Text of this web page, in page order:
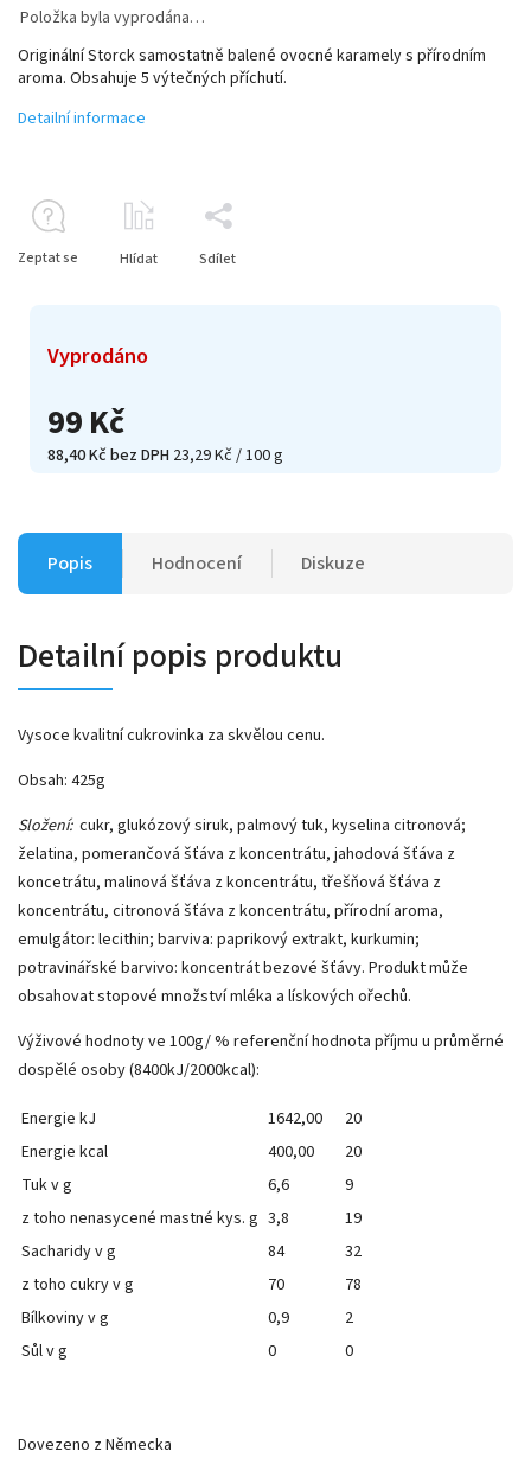
99 Kč
88,40 Kč bez DPH 23,29 Kč / 100 g
Vyprodáno
Položka byla vyprodána…
Originální Storck samostatně balené ovocné karamely s přírodním
aroma. Obsahuje 5 výtečných příchutí.
Detailní informace
Zeptat se Hlídat Sdílet
Popis Hodnocení Diskuze
Detailní popis produktu
Vysoce kvalitní cukrovinka za skvělou cenu.
Obsah: 425g
Složení:cukr, glukózový siruk, palmový tuk, kyselina citronová;
želatina, pomerančová šťáva z koncentrátu, jahodová šťáva z
koncetrátu, malinová šťáva z koncentrátu, třešňová šťáva z
koncentrátu, citronová šťáva z koncentrátu, přírodní aroma,
emulgátor: lecithin; barviva: paprikový extrakt, kurkumin;
potravinářské barvivo: koncentrát bezové šťávy. Produkt může
obsahovat stopové množství mléka a lískových ořechů.
Výživové hodnoty ve 100g/ % referenční hodnota příjmu u průměrné
dospělé osoby (8400kJ/2000kcal):
Energie kJ 1642,00
20
Energie kcal
400,00
20
Tuk v g
6,6
9
z toho nenasycené mastné kys. g 3,8
19
Sacharidy v g
84
32
z toho cukry v g
70
78
Bílkoviny v g
0,9
2
Sůl v g
0 0
Dovezeno z Německa